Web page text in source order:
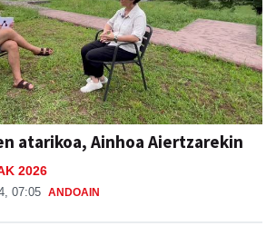
atarikoa, Ainhoa Aiertzarekin
2026
07:05 ANDOAIN